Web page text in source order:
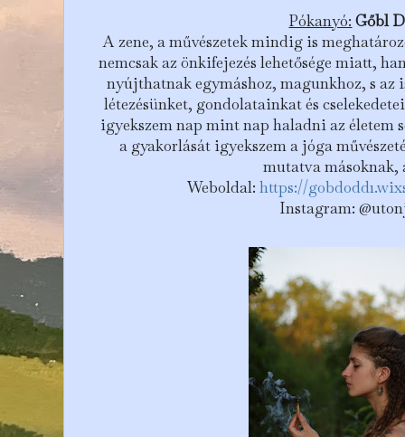
Pókanyó: Gőbl
A zene, a művészetek mindig is
nemcsak az önkifejezés lehetősége miatt,
nyújthatnakegymáshoz, magunkhoz, s az
létezésünket, gondolatainkat és
igyekszem nap mint nap haladni az életem
a gyakorlását igyekszem a jóga
mutatva másoknak,
Weboldal:https://
Instagram: